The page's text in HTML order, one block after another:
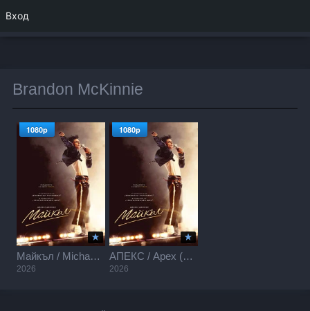
Brandon McKinnie
Майкъл / Michael (2026)
2026
1080p
АПЕКС / Apex (2026)
2026
1080p
Вход